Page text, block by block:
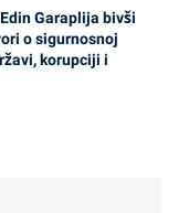
Edin Garaplija bivši
o sigurnosnoj
korupciji i